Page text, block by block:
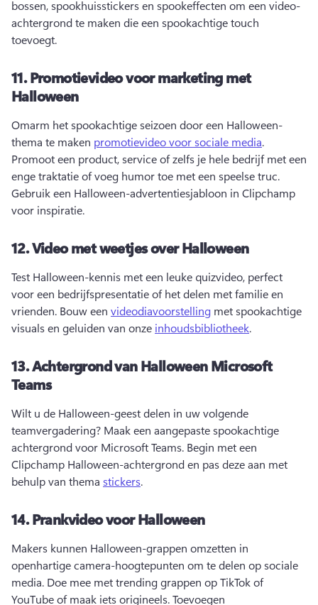
bossen, spookhuisstickers en spookeffecten om een video-
achtergrond te maken die een spookachtige touch
toevoegt.
11.Promotievideo voor marketing met
Halloween
Omarm het spookachtige seizoen door een Halloween-
thema te maken promotievideo voor sociale media
Promoot een product, service of zelfs je hele bedrijf met een
Gebruik een Halloween-advertentiesjabloon in Clipchamp
voor inspiratie.
12.Video met weetjes over Halloween
Test Halloween-kennis met een leuke quizvideo, perfect
voor een bedrijfspresentatie of het delen met familie en
vrienden. Bouw een videodiavoorstelling met spookachtige
visuals en geluiden van onze inhoudsbibliotheek.
13.Achtergrond van Halloween Microsoft
Teams
Wilt u de Halloween-geest delen in uw volgende
teamvergadering? Maak een aangepaste spookachtige
achtergrond voor Microsoft Teams. Begin met een
Clipchamp Halloween-achtergrond en pas deze aan met
behulp van thema stickers.
14.Prankvideo voor Halloween
Makers kunnen Halloween-grappen omzetten in
openhartige camera-hoogtepunten om te delen op sociale
media. Doe mee met trending grappen op TikTok of
YouTube of maak iets origineels. Toevoegen